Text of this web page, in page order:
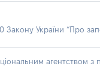
України “Про
агентством з